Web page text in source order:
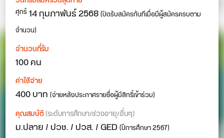
ศุกร์14 กุมภาพันธ์ 2568(ปิดรับสมัครทันทีเมื่อมีผู้สมัครครบตาม
จำนวน)
จำนวนที่รับ
100 คน
ค่าใช้จ่าย
400 บาท(จ่ายหลังประกาศรายชื่อผู้มีสิทธิ์เข้าร่วม)
คุณสมบัติ(ระดับการศึกษา/ช่วงอายุ/อื่นๆ)
ม.ปลาย / ปวช. / ปวส. / GED(ปีการศึกษา 2567)